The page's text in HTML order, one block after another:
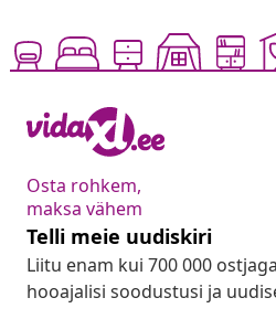
Osta rohkem,
maksa vähem
Telli meie uudiskiri
Liitu enam kui 700 000
hooajalisi soodustusi ja